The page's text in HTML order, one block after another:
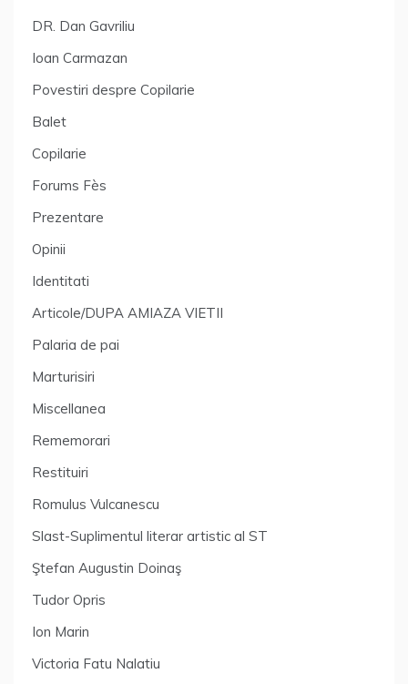
DR. Dan Gavriliu
Ioan Carmazan
Povestiri despre Copilarie
Balet
Copilarie
Forums Fès
Prezentare
Opinii
Identitati
Articole/DUPA AMIAZA VIETII
Palaria de pai
Marturisiri
Miscellanea
Rememorari
Restituiri
Romulus Vulcanescu
Slast-Suplimentul literar artistic al ST
Ştefan Augustin Doinaş
Tudor Opris
Ion Marin
Victoria Fatu Nalatiu